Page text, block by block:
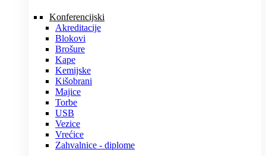
Konferencijski
Akreditacije
Blokovi
Brošure
Kape
Kemijske
Kišobrani
Majice
Torbe
USB
Vezice
Vrećice
Zahvalnice - diplome